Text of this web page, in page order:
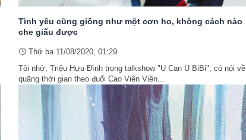
Tình yêu cũng giống như một cơn ho, không cách nào
che giấu được
Thứ ba 11/08/2020, 01:29
Tôi nhớ, Triệu Hựu Đình trong talkshow "U Can U BiBi", có nói về
quãng thời gian theo đuổi Cao Viên Viên...